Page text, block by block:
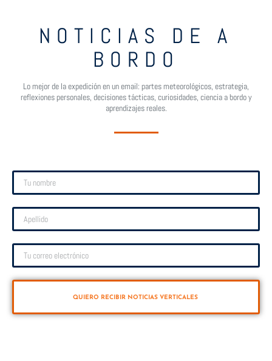
NOTICIAS DE A
BORDO
Lo mejor de la expedición en un email: partes meteorológicos, estrategia,
reflexiones personales, decisiones tácticas, curiosidades, ciencia a bordo y
aprendizajes reales.
QUIERO RECIBIR NOTICIAS VERTICALES